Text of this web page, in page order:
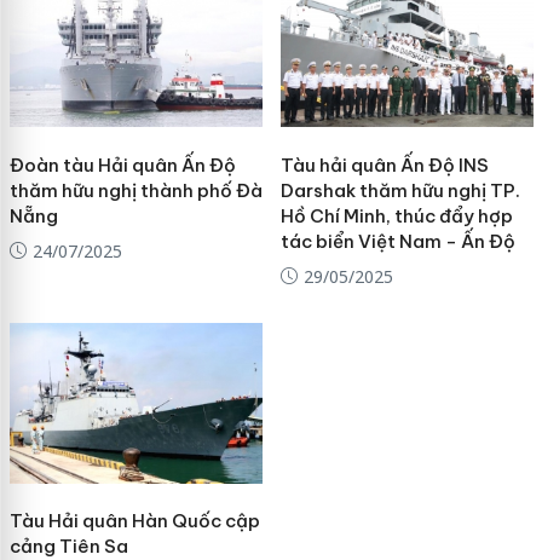
Đoàn tàu Hải quân Ấn Độ
thăm hữu nghị thành phố Đà
Nẵng
24/07/2025
Tàu hải quân Ấn Độ INS
Darshak thăm hữu nghị TP.
Hồ Chí Minh, thúc đẩy hợp
tác biển Việt Nam - Ấn Độ
29/05/2025
Tàu Hải quân Hàn Quốc cập
cảng Tiên Sa